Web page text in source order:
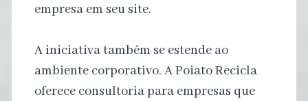
empresa em seu site.
A iniciativa também se estende ao
ambiente corporativo. A Poiato Recicla
oferece consultoria para empresas que